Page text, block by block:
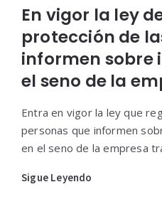
En vigor la ley
protección de
informen sobre
el seno de la
Entra en vigor la ley que
personas que informen
en el seno de la empresa
Sigue Leyendo